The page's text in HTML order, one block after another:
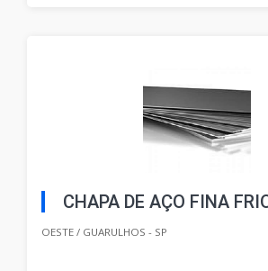
CHAPA DE AÇO FINA
OESTE / GUARULHOS - SP